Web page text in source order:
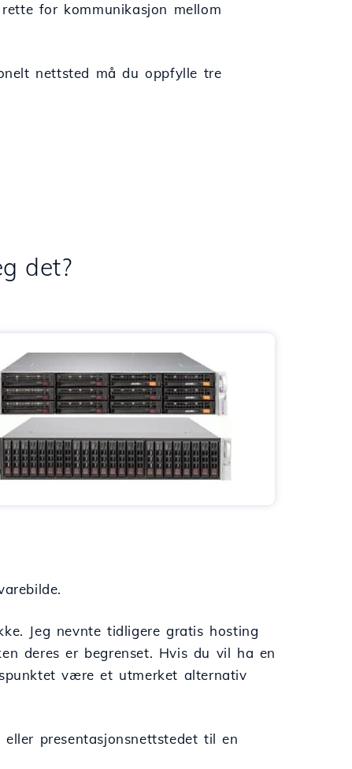
for kommunikasjon mellom
nettsted må du oppfylle tre
det?
Jeg nevnte tidligere gratis hosting
deres er begrenset. Hvis du vil ha en
være et utmerket alternativ
presentasjonsnettstedet til en